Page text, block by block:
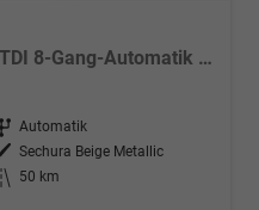
R-Line FINAL EDITION 3.0 TDI 8-Gang-Automatik 4MOTION
Getriebe Automatik
Außenfarbe Sechura Beige Metallic
Kilometerstand
50 km